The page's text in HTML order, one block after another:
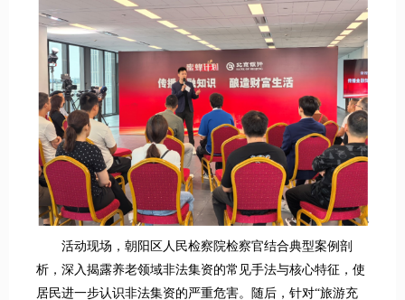
活动现场，朝阳区人民检察院检察官结合典型案例剖
析，深入揭露养老领域非法集资的常见手法与核心特征，使
居民进一步认识非法集资的严重危害。随后，针对“旅游充